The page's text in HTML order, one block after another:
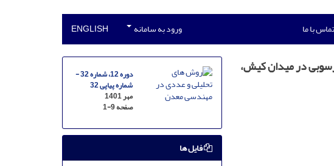
تماس با ما ورود به سامانه ENGLISH
در میدان کیش، دوره 12، شماره 32 -
شماره پیاپی 32
مهر 1401
صفحه1-9
فایل ها